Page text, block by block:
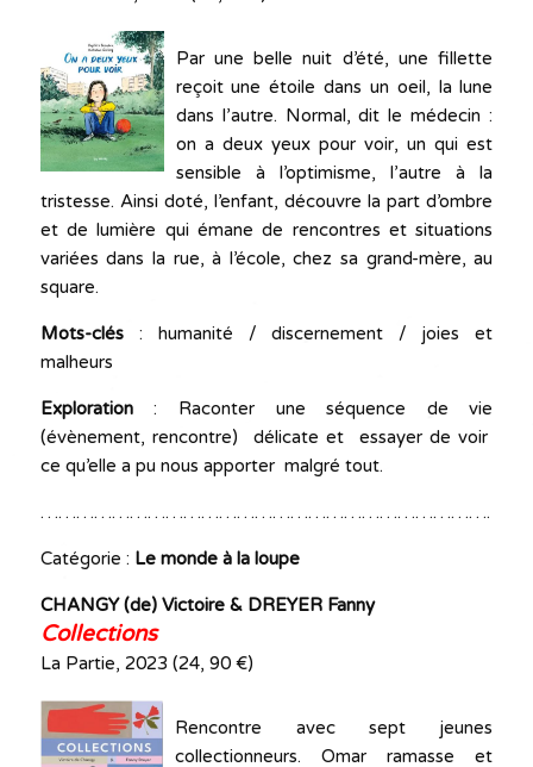
Par une belle nuit d’été, une fillette
reçoit une étoile dans un oeil, la lune
dans l’autre. Normal, dit le médecin :
on a deux yeux pour voir, un qui est
sensible à l’optimisme, l’autre à la
tristesse. Ainsi doté, l’enfant, découvre la part d’ombre
et de lumière qui émane de rencontres et situations
variées dans la rue, à l’école, chez sa grand-mère, au
square.
Mots-clés : humanité / discernement / joies et
malheurs
Exploration: Raconter une séquence de vie
(évènement, rencontre) délicate et essayer de voir
ce qu’elle a pu nous apporter malgré tout.
Catégorie : Le monde à la loupe
CHANGY (de) Victoire & DREYER Fanny
Collections
La Partie, 2023 (24, 90 €)
Rencontre avec sept jeunes
collectionneurs. Omar ramasse et